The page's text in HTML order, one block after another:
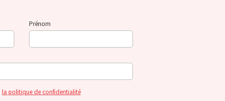
Prénom
la politique de confidentialité